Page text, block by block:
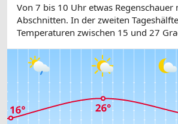
Von 7 bis 10 Uhr etwas Regenschauer
Abschnitten. In der zweiten
Temperaturen zwischen 15 und 27